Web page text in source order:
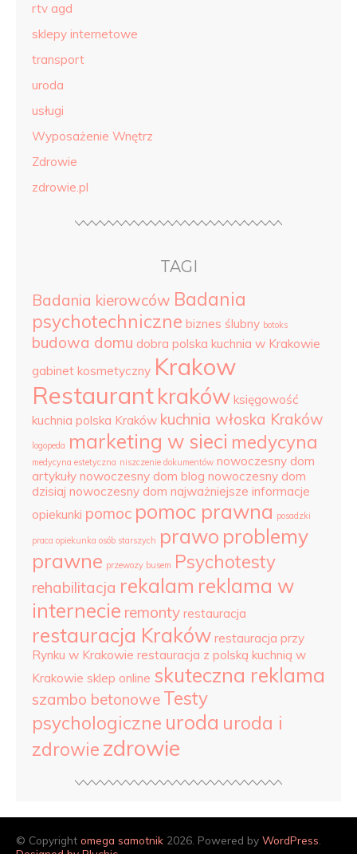
rtv agd
sklepy internetowe
transport
uroda
usługi
Wyposażenie Wnętrz
Zdrowie
zdrowie.pl
TAGI
Badania kierowców Badania
psychotechniczne biznes ślubny botoks
budowa domu dobra polska kuchnia w Krakowie
gabinet kosmetyczny Krakow
Restaurantkraków księgowość
kuchnia polska Kraków kuchnia włoska Kraków
logopeda marketing w sieci medycyna
medycyna estetyczna niszczenie dokumentów nowoczesny dom
artykuły nowoczesny dom blog nowoczesny dom
dzisiaj nowoczesny dom najważniejsze informacje
opiekunki pomoc pomoc prawna posadzki
praca opiekunka osób starszych prawo problemy
prawne przewozy busem Psychotesty
rehabilitacja rekalam reklama w
internecie remonty restauracja
restauracja Kraków restauracja przy
Rynku w Krakowie restauracja z polską kuchnią w
Krakowie sklep online skuteczna reklama
szambo betonowe Testy
psychologiczne uroda uroda i
zdrowie zdrowie
© Copyright omega samotnik 2026. Powered by WordPress